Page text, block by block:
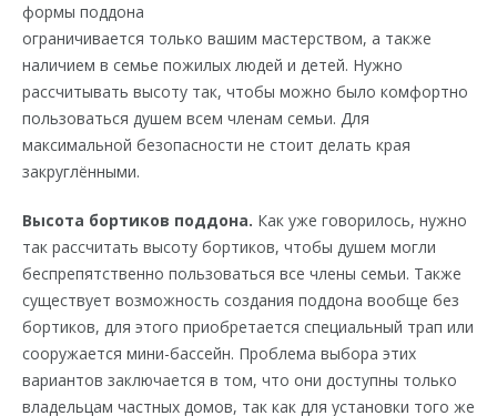
формы поддона
ограничивается только вашим мастерством, а также
наличием в семье пожилых людей и детей. Нужно
рассчитывать высоту так, чтобы можно было комфортно
пользоваться душем всем членам семьи. Для
максимальной безопасности не стоит делать края
закруглёнными.
Высота бортиков поддона. Как уже говорилось, нужно
так рассчитать высоту бортиков, чтобы душем могли
беспрепятственно пользоваться все члены семьи. Также
существует возможность создания поддона вообще без
бортиков, для этого приобретается специальный трап или
сооружается мини-бассейн. Проблема выбора этих
вариантов заключается в том, что они доступны только
владельцам частных домов, так как для установки того же